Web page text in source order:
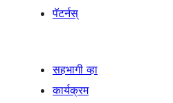
पॅटर्नस्
सहभागी व्हा
कार्यक्रम